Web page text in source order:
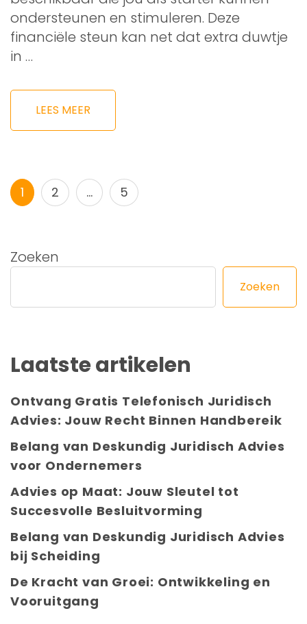
ondersteunen en stimuleren. Deze
financiële steun kan net dat extra duwtje
in …
LEES MEER
Berichtnavigatie
Pagina
1 Pagina
2 … Pagina
5
Zoeken
Zoeken
Laatste artikelen
Ontvang Gratis Telefonisch Juridisch
Advies: Jouw Recht Binnen Handbereik
Belang van Deskundig Juridisch Advies
voor Ondernemers
Advies op Maat: Jouw Sleutel tot
Succesvolle Besluitvorming
Belang van Deskundig Juridisch Advies
bij Scheiding
De Kracht van Groei: Ontwikkeling en
Vooruitgang